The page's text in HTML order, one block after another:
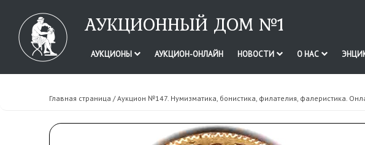
АУКЦИОННЫЙ ДОМ №1
АУКЦИОНЫ АУКЦИОН-ОНЛАЙН НОВОСТИ О НАС
Главная страница /Аукцион №147. Нумизматика, бонистика, филателия, фалеристика.